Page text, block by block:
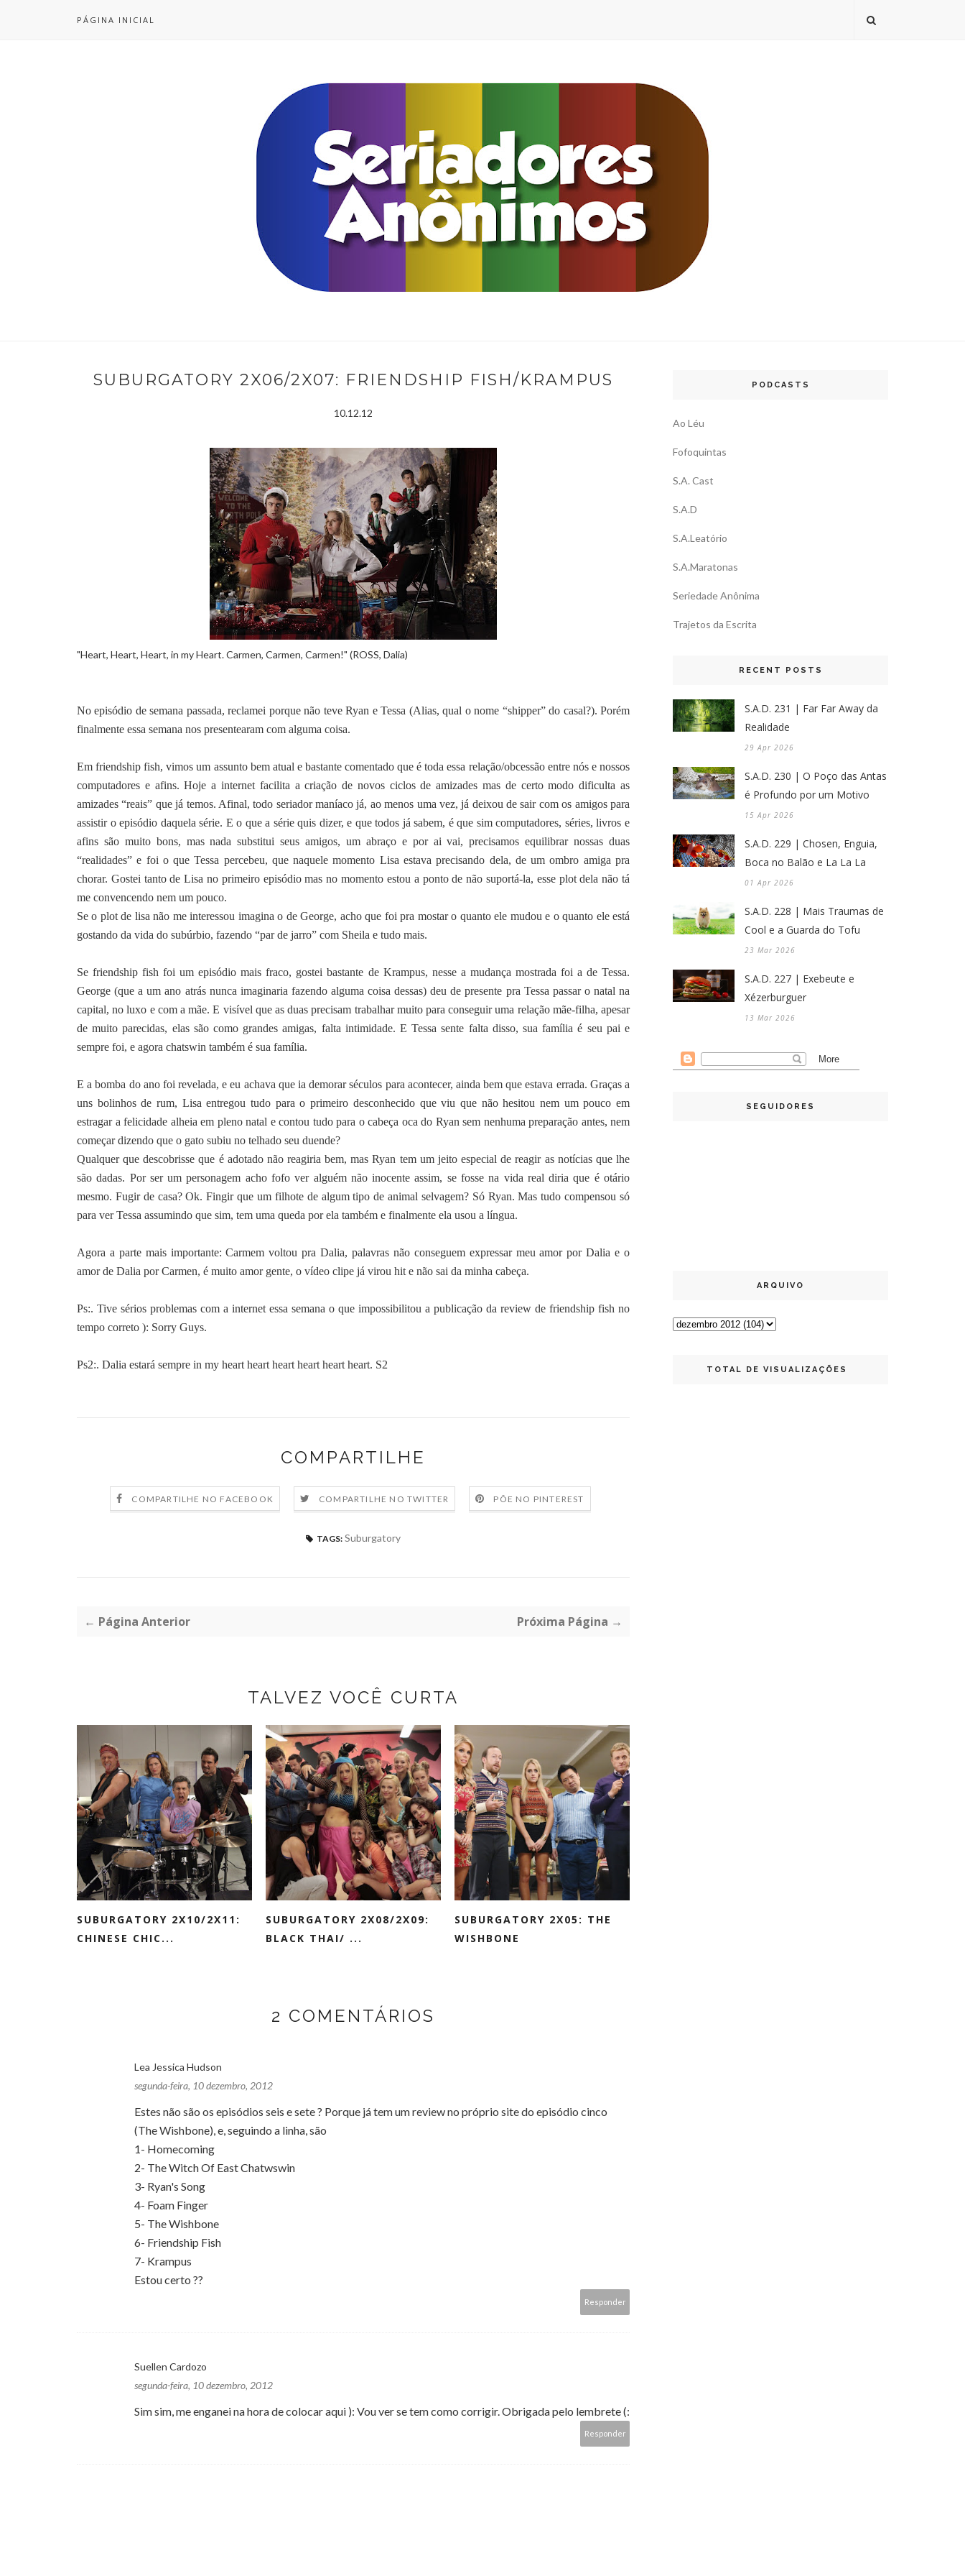
PÁGINA INICIAL
SUBURGATORY 2X06/2X07: FRIENDSHIP FISH/KRAMPUS
10.12.12
"Heart, Heart, Heart, in my Heart. Carmen, Carmen, Carmen!" (ROSS, Dalia)
No episódio de semana passada, reclamei porque não teve Ryan e Tessa (Alias, qual o nome “shipper” do casal?). Porém
finalmente essa semana nos presentearam com alguma coisa.
Em friendship fish, vimos um assunto bem atual e bastante comentado que é toda essa relação/obcessão entre nós e nossos
computadores e afins. Hoje a internet facilita a criação de novos ciclos de amizades mas de certo modo dificulta as
amizades “reais” que já temos. Afinal, todo seriador maníaco já, ao menos uma vez, já deixou de sair com os amigos para
assistir o episódio daquela série. E o que a série quis dizer, e que todos já sabem, é que sim computadores, séries, livros e
afins são muito bons, mas nada substitui seus amigos, um abraço e por ai vai, precisamos equilibrar nossas duas
“realidades” e foi o que Tessa percebeu, que naquele momento Lisa estava precisando dela, de um ombro amiga pra
chorar. Gostei tanto de Lisa no primeiro episódio mas no momento estou a ponto de não suportá-la, esse plot dela não tá
me convencendo nem um pouco.
Se o plot de lisa não me interessou imagina o de George, acho que foi pra mostar o quanto ele mudou e o quanto ele está
gostando da vida do subúrbio, fazendo “par de jarro” com Sheila e tudo mais.
Se friendship fish foi um episódio mais fraco, gostei bastante de Krampus, nesse a mudança mostrada foi a de Tessa.
George (que a um ano atrás nunca imaginaria fazendo alguma coisa dessas) deu de presente pra Tessa passar o natal na
capital, no luxo e com a mãe. E visível que as duas precisam trabalhar muito para conseguir uma relação mãe-filha, apesar
de muito parecidas, elas são como grandes amigas, falta intimidade. E Tessa sente falta disso, sua família é seu pai e
sempre foi, e agora chatswin também é sua família.
E a bomba do ano foi revelada, e eu achava que ia demorar séculos para acontecer, ainda bem que estava errada. Graças a
uns bolinhos de rum, Lisa entregou tudo para o primeiro desconhecido que viu que não hesitou nem um pouco em
estragar a felicidade alheia em pleno natal e contou tudo para o cabeça oca do Ryan sem nenhuma preparação antes, nem
começar dizendo que o gato subiu no telhado seu duende?
Qualquer que descobrisse que é adotado não reagiria bem, mas Ryan tem um jeito especial de reagir as notícias que lhe
são dadas. Por ser um personagem acho fofo ver alguém não inocente assim, se fosse na vida real diria que é otário
mesmo. Fugir de casa? Ok. Fingir que um filhote de algum tipo de animal selvagem? Só Ryan. Mas tudo compensou só
para ver Tessa assumindo que sim, tem uma queda por ela também e finalmente ela usou a língua.
Agora a parte mais importante: Carmem voltou pra Dalia, palavras não conseguem expressar meu amor por Dalia e o
amor de Dalia por Carmen, é muito amor gente, o vídeo clipe já virou hit e não sai da minha cabeça.
Ps:. Tive sérios problemas com a internet essa semana o que impossibilitou a publicação da review de friendship fish no
tempo correto ): Sorry Guys.
Ps2:. Dalia estará sempre in my heart heart heart heart heart heart. S2
COMPARTILHE
COMPARTILHE NO FACEBOOK COMPARTILHE NO TWITTER PÕE NO PINTEREST
TAGS: Suburgatory
← Página Anterior Próxima Página →
TALVEZ VOCÊ CURTA
SUBURGATORY 2X10/2X11:
CHINESE CHIC...
SUBURGATORY 2X08/2X09:
BLACK THAI/ ...
SUBURGATORY 2X05: THE
WISHBONE
2 COMENTÁRIOS
Lea Jessica Hudson
segunda-feira, 10 dezembro, 2012
Estes não são os episódios seis e sete ? Porque já tem um review no próprio site do episódio cinco
(The Wishbone), e, seguindo a linha, são
1- Homecoming
2- The Witch Of East Chatwswin
3- Ryan's Song
4- Foam Finger
5- The Wishbone
6- Friendship Fish
7- Krampus
Estou certo ??
Responder
Suellen Cardozo
segunda-feira, 10 dezembro, 2012
Sim sim, me enganei na hora de colocar aqui ): Vou ver se tem como corrigir. Obrigada pelo lembrete (:
Responder
PODCASTS
Ao Léu
Fofoquintas
S.A. Cast
S.A.D
S.A.Leatório
S.A.Maratonas
Seriedade Anônima
Trajetos da Escrita
RECENT POSTS
S.A.D. 231 | Far Far Away da
Realidade
29 Apr 2026
S.A.D. 230 | O Poço das Antas
é Profundo por um Motivo
15 Apr 2026
S.A.D. 229 | Chosen, Enguia,
Boca no Balão e La La La
01 Apr 2026
S.A.D. 228 | Mais Traumas de
Cool e a Guarda do Tofu
23 Mar 2026
S.A.D. 227 | Exebeute e
Xézerburguer
13 Mar 2026
SEGUIDORES
ARQUIVO
TOTAL DE VISUALIZAÇÕES